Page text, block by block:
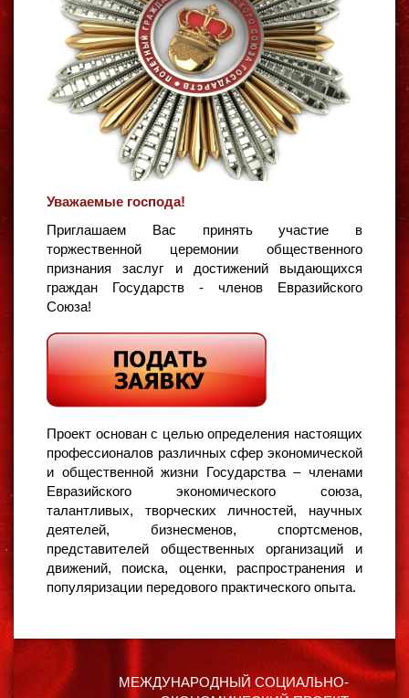
Уважаемые господа!
Приглашаем Вас принять участие в
торжественной церемонии общественного
признания заслуг и достижений выдающихся
граждан Государств - членов Евразийского
Союза!
Проект основан с целью определения настоящих
профессионалов различных сфер экономической
и общественной жизни Государства – членами
Евразийского экономического союза,
талантливых, творческих личностей, научных
деятелей, бизнесменов, спортсменов,
представителей общественных организаций и
движений, поиска, оценки, распространения и
популяризации передового практического опыта.
МЕЖДУНАРОДНЫЙ СОЦИАЛЬНО-